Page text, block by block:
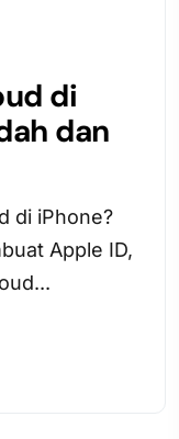
di
dan
di iPhone?
Apple ID,